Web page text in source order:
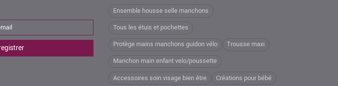
Ensemble housse selle manchons
Tous les étuis et pochettes
Protège mains manchons guidon vélo
Trousse maxi
Manchon main enfant velo/poussette
Accessoires soin visage bien être
Créations pour bébé